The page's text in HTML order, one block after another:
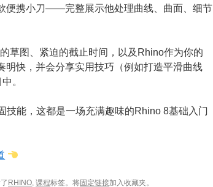
便携小刀——完整展示他处理曲线、曲面、细节
草图、紧迫的截止时间，以及Rhino作为你的
快，并会分享实用技巧（例如打造平滑曲线
。
技能，这都是一场充满趣味的Rhino 8基础入门
RHINO, 课程标签。将固定链接加入收藏夹。